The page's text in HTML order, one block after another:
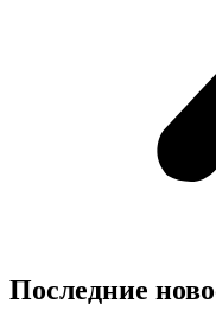
Последние